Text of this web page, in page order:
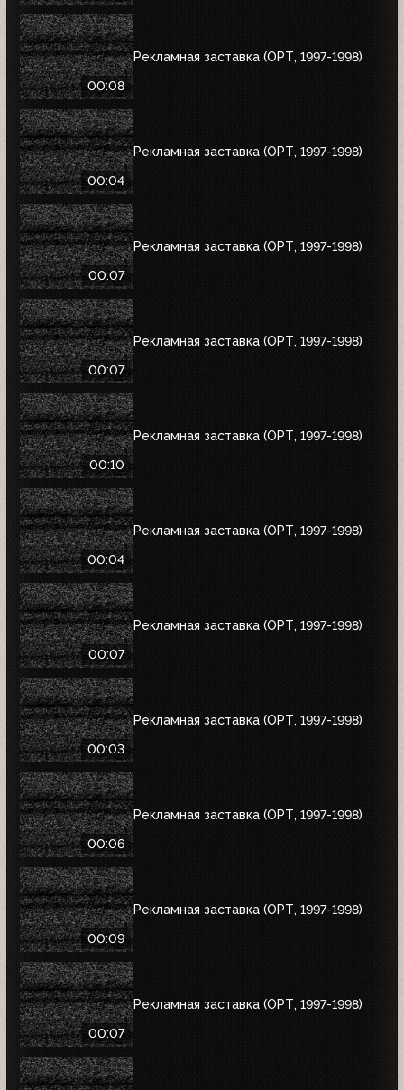
00:08
Рекламная заставка (ОРТ, 1997-1998)
00:04
Рекламная заставка (ОРТ, 1997-1998)
00:07
Рекламная заставка (ОРТ, 1997-1998)
00:07
Рекламная заставка (ОРТ, 1997-1998)
00:10
Рекламная заставка (ОРТ, 1997-1998)
00:04
Рекламная заставка (ОРТ, 1997-1998)
00:07
Рекламная заставка (ОРТ, 1997-1998)
00:03
Рекламная заставка (ОРТ, 1997-1998)
00:06
Рекламная заставка (ОРТ, 1997-1998)
00:09
Рекламная заставка (ОРТ, 1997-1998)
00:07
Рекламная заставка (ОРТ, 1997-1998)